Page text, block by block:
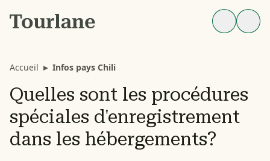
Accueil ▸ Infos pays Chili
Quelles sont les procédures
spéciales d'enregistrement
dans les hébergements?